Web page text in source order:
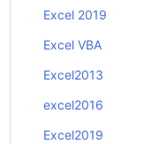
Excel 2019
Excel VBA
Excel2013
excel2016
Excel2019